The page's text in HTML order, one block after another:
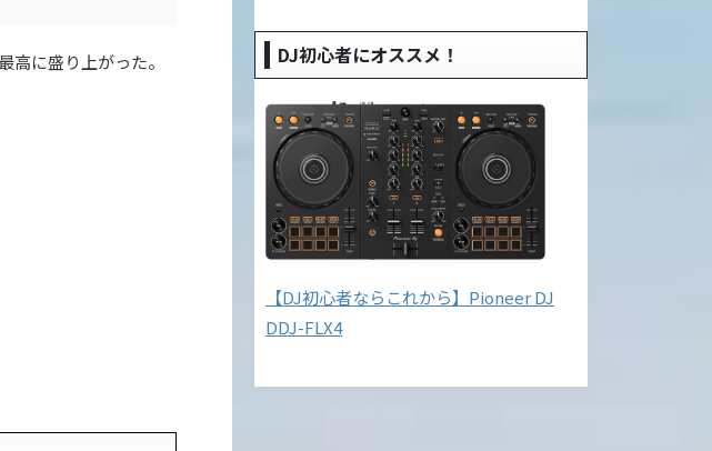
に盛り上がった。 DJ初心者にオススメ！
【DJ初心者ならこれから】Pioneer DJ
DDJ-FLX4